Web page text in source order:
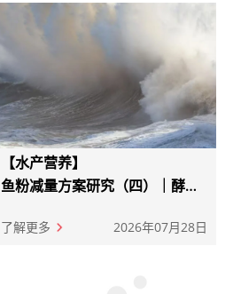
【水产营养】
鱼粉减量方案研究（四）｜酵母
解决方案
了解更多 2026年07月28日